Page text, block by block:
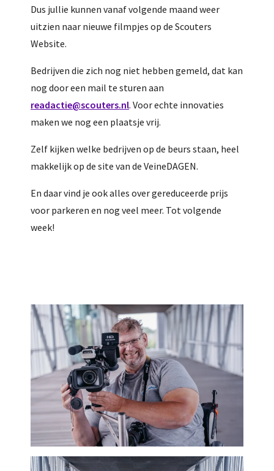
Dus jullie kunnen vanaf volgende maand weer
uitzien naar nieuwe filmpjes op de Scouters
Website.
Bedrijven die zich nog niet hebben gemeld, dat kan
nog door een mail te sturen aan
readactie@scouters.nl. Voor echte innovaties
maken we nog een plaatsje vrij.
Zelf kijken welke bedrijven op de beurs staan, heel
makkelijk op de site van de VeineDAGEN.
En daar vind je ook alles over gereduceerde prijs
voor parkeren en nog veel meer. Tot volgende
week!